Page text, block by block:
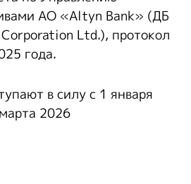
АО «Altyn Bank» (ДБ
Ltd.), протокол
года.
в силу с 1 января
2026